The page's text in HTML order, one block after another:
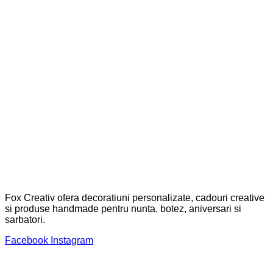
Fox Creativ ofera decoratiuni personalizate, cadouri creative
si produse handmade pentru nunta, botez, aniversari si
sarbatori.
Facebook Instagram